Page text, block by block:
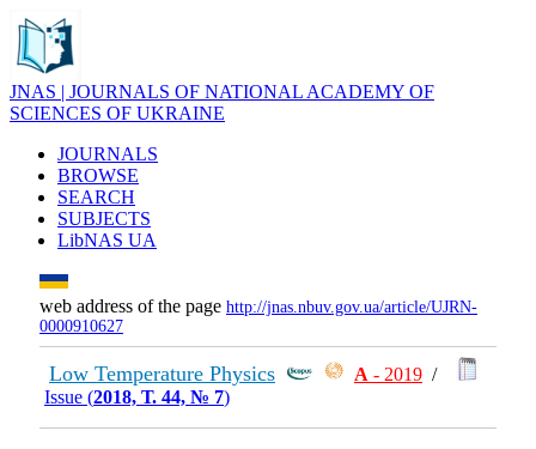
JNAS | JOURNALS OF NATIONAL ACADEMY OF
SCIENCES OF UKRAINE
JOURNALS
BROWSE
SEARCH
SUBJECTS
LibNAS UA
web address of the page http://jnas.nbuv.gov.ua/article/UJRN-
0000910627
Low Temperature Physics А - 2019 /
Issue (2018, Т. 44, № 7)